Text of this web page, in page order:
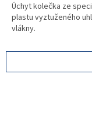
Úchyt kolečka ze
plastu vyztuženého
vlákny.